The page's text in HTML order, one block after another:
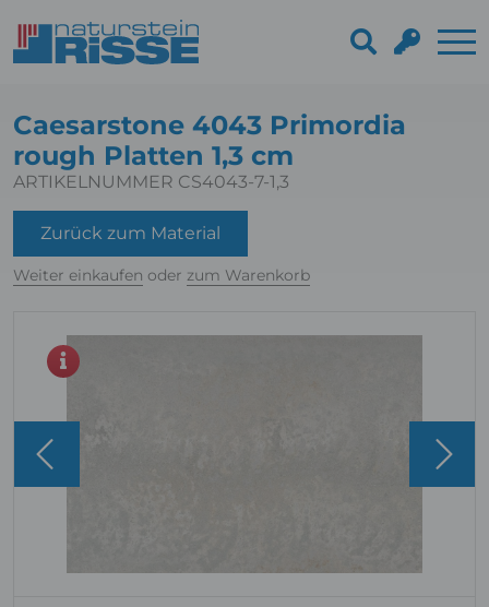
Caesarstone 4043 Primordia
rough Platten 1,3 cm
ARTIKELNUMMER CS4043-7-1,3
Zurück zum Material
Weiter einkaufen oder zum Warenkorb